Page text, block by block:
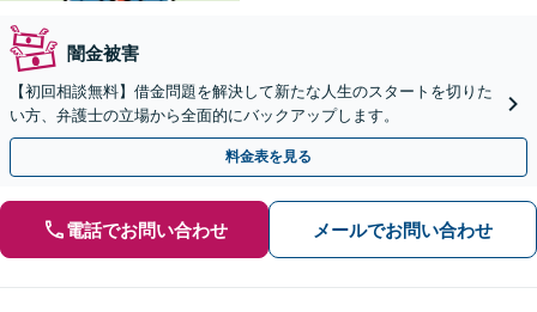
闇金被害
【初回相談無料】借金問題を解決して新たな人生のスタートを切りた
い方、弁護士の立場から全面的にバックアップします。
料金表を見る
電話でお問い合わせ メールでお問い合わせ